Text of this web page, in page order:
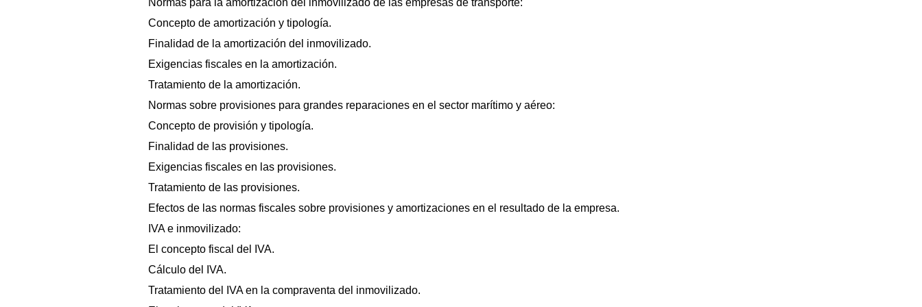
Normas para la amortización del inmovilizado de las empresas de transporte:
Concepto de amortización y tipología.
Finalidad de la amortización del inmovilizado.
Exigencias fiscales en la amortización.
Tratamiento de la amortización.
Normas sobre provisiones para grandes reparaciones en el sector marítimo y aéreo:
Concepto de provisión y tipología.
Finalidad de las provisiones.
Exigencias fiscales en las provisiones.
Tratamiento de las provisiones.
Efectos de las normas fiscales sobre provisiones y amortizaciones en el resultado de la empresa.
IVA e inmovilizado:
El concepto fiscal del IVA.
Cálculo del IVA.
Tratamiento del IVA en la compraventa del inmovilizado.